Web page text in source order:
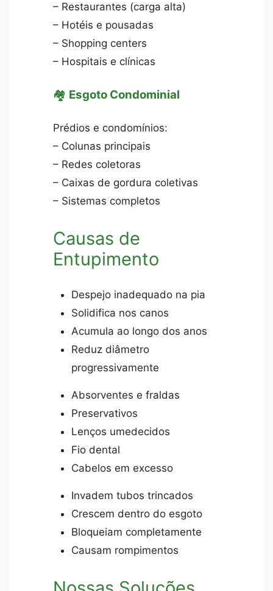
– Restaurantes (carga alta)
– Hotéis e pousadas
– Shopping centers
– Hospitais e clínicas
🏘️ Esgoto Condominial
Prédios e condomínios:
– Colunas principais
– Redes coletoras
– Caixas de gordura coletivas
– Sistemas completos
Causas de
Entupimento
Despejo inadequado na pia
Solidifica nos canos
Acumula ao longo dos anos
Reduz diâmetro
progressivamente
Absorventes e fraldas
Preservativos
Lenços umedecidos
Fio dental
Cabelos em excesso
Invadem tubos trincados
Crescem dentro do esgoto
Bloqueiam completamente
Causam rompimentos